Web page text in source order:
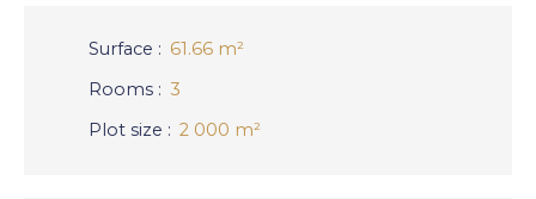
Surface : 61.66 m²
Rooms : 3
Plot size : 2 000 m²